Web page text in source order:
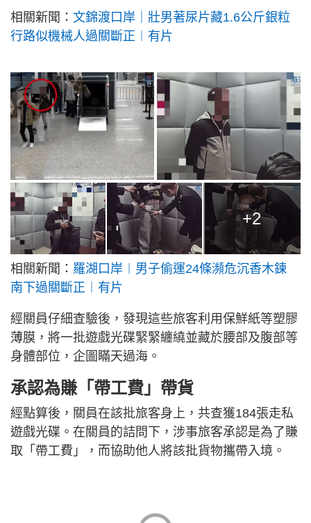
相關新聞： 文錦渡口岸｜壯男著尿片藏1.6公斤銀粒
行路似機械人過關斷正︱有片
+2
相關新聞： 羅湖口岸︱男子偷運24條瀕危沉香木鍊
南下過關斷正︱有片
經關員仔細查驗後，發現這些旅客利用保鮮紙等塑膠
薄膜，將一批遊戲光碟緊緊纏繞並藏於腰部及腹部等
身體部位，企圖瞞天過海。
承認為賺「帶工費」帶貨
經點算後，關員在該批旅客身上，共查獲184張走私
遊戲光碟。在關員的詰問下，涉事旅客承認是為了賺
取「帶工費」，而協助他人將該批貨物攜帶入境。